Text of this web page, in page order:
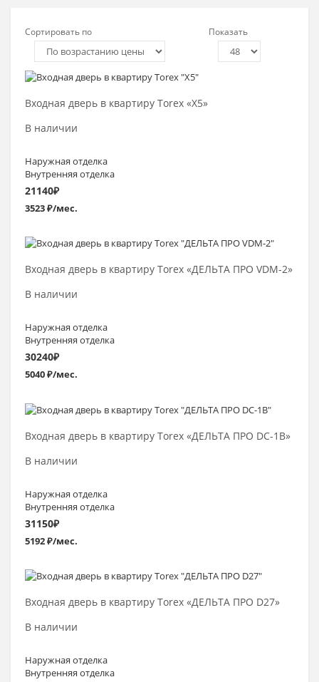
Сортировать по Показать
Входная дверь в квартиру Torex «Х5»
В наличии
Наружная отделка
Внутренняя отделка
21140₽
3523 ₽/мес.
Выбрать >
Входная дверь в квартиру Torex «ДЕЛЬТА ПРО VDM-2»
В наличии
Наружная отделка
Внутренняя отделка
30240₽
5040 ₽/мес.
Выбрать >
Входная дверь в квартиру Torex «ДЕЛЬТА ПРО DC-1В»
В наличии
Наружная отделка
Внутренняя отделка
31150₽
5192 ₽/мес.
Выбрать >
Входная дверь в квартиру Torex «ДЕЛЬТА ПРО D27»
В наличии
Наружная отделка
Внутренняя отделка
Выбрать >